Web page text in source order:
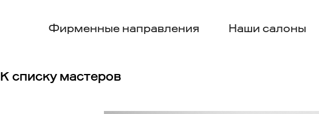
Фирменные направления Наши салоны
К списку мастеров